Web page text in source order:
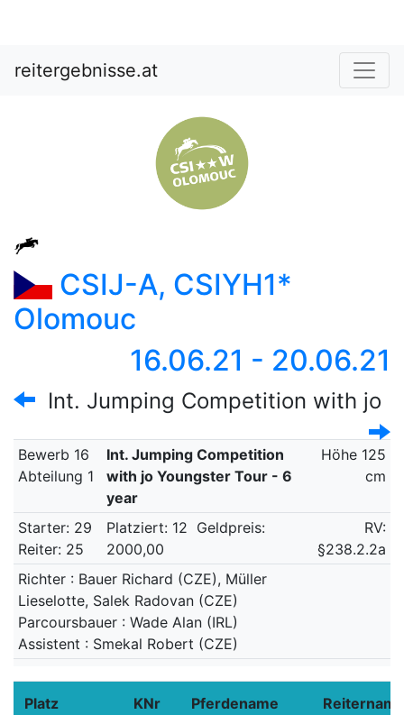
reitergebnisse.at
CSIJ-A, CSIYH1*
Olomouc
16.06.21 - 20.06.21
Int. Jumping Competition with jo
Bewerb 16
Abteilung 1
Int. Jumping Competition
with jo Youngster Tour - 6
year
Höhe 125
cm
Starter: 29
Reiter: 25
Platziert: 12 Geldpreis:
2000,00
RV:
§238.2.2a
Richter : Bauer Richard (CZE), Müller
Lieselotte, Salek Radovan (CZE)
Parcoursbauer : Wade Alan (IRL)
Assistent : Smekal Robert (CZE)
Platz KNr Pferdename